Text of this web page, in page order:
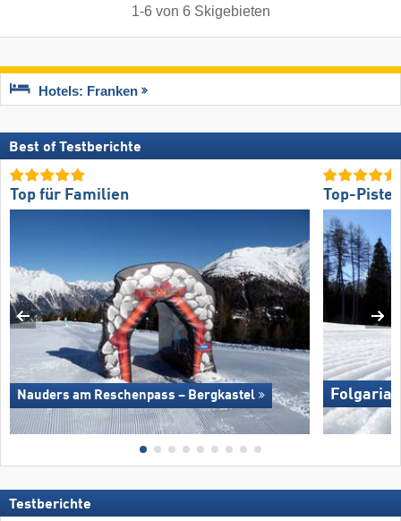
1-6 von 6 Skigebieten
Hotels: Franken
Best of Testberichte
Top für Familien
Nauders am Reschenpass – Bergkastel
Top-
Testberichte